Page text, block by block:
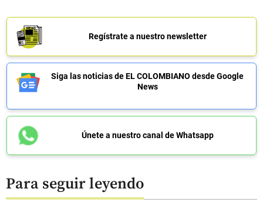
Regístrate a nuestro newsletter
Siga las noticias de EL COLOMBIANO desde Google
News
Únete a nuestro canal de Whatsapp
Para seguir leyendo